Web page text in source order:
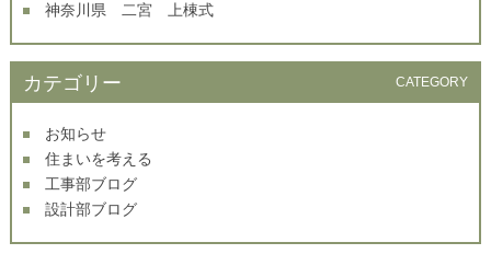
神奈川県 二宮 上棟式
カテゴリー CATEGORY
お知らせ
住まいを考える
工事部ブログ
設計部ブログ